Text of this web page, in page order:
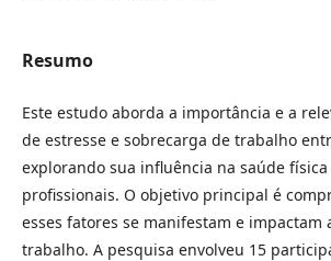
Resumo
Este estudo aborda a importância e a
de estresse e sobrecarga de trabalho
explorando sua influência na saúde
profissionais. O objetivo principal é
esses fatores se manifestam e impactam
trabalho. A pesquisa envolveu 15